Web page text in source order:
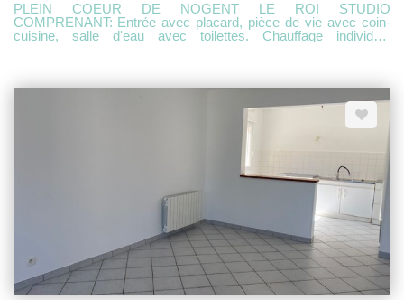
PLEIN COEUR DE NOGENT LE ROI STUDIO
COMPRENANT: Entrée avec placard, pièce de vie avec coin-
cuisine, salle d'eau avec toilettes. Chauffage individuel